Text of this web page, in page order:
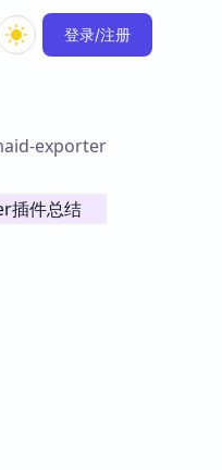
教程
登录/注册
exporter
插件总结